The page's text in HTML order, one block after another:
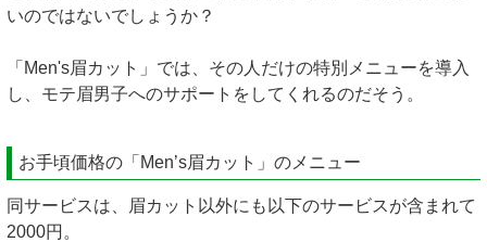
いのではないでしょうか？
「Men's眉カット」では、その人だけの特別メニューを導入
し、モテ眉男子へのサポートをしてくれるのだそう。
お手頃価格の「Men’s眉カット」のメニュー
同サービスは、眉カット以外にも以下のサービスが含まれて
2000円。